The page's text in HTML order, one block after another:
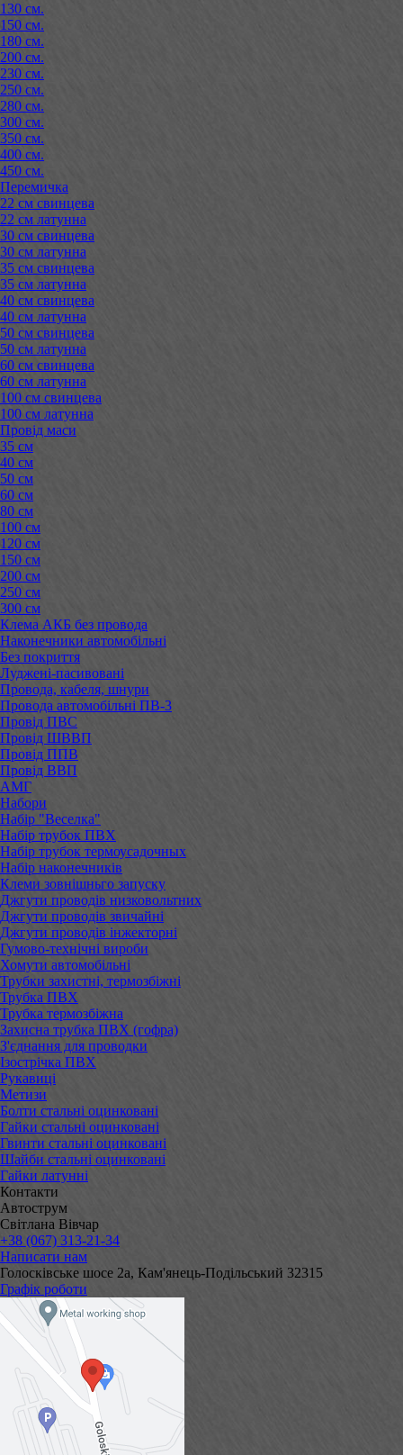
130 см.
150 см.
180 см.
200 см.
230 см.
250 см.
280 см.
300 см.
350 см.
400 см.
450 см.
Перемичка
22 см свинцева
22 см латунна
30 см свинцева
30 см латунна
35 см свинцева
35 см латунна
40 см свинцева
40 см латунна
50 см свинцева
50 см латунна
60 см свинцева
60 см латунна
100 см свинцева
100 см латунна
Провід маси
35 см
40 см
50 см
60 см
80 см
100 см
120 см
150 см
200 см
250 см
300 см
Клема АКБ без провода
Наконечники автомобільні
Без покриття
Луджені-пасивовані
Провода, кабеля, шнури
Провода автомобільні ПВ-3
Провід ПВС
Провід ШВВП
Провід ППВ
Провід ВВП
АМГ
Набори
Набір "Веселка"
Набір трубок ПВХ
Набір трубок термоусадочных
Набір наконечників
Клеми зовнішньго запуску
Джгути проводів низковольтних
Джгути проводів звичайні
Джгути проводів інжекторні
Гумово-технічні вироби
Хомути автомобільні
Трубки захистні, термозбіжні
Трубка ПВХ
Трубка термозбіжна
Захисна трубка ПВХ (гофра)
З'єднання для проводки
Ізострічка ПВХ
Рукавиці
Метизи
Болти стальні оцинковані
Гайки стальні оцинковані
Гвинти стальні оцинковані
Шайби стальні оцинковані
Гайки латунні
Контакти
Автострум
Світлана Вівчар
+38 (067) 313-21-34
Написати нам
Голосківське шосе 2а, Кам'янець-Подільський 32315
Графік роботи